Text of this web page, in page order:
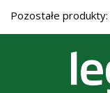
Pozostałe produkty: